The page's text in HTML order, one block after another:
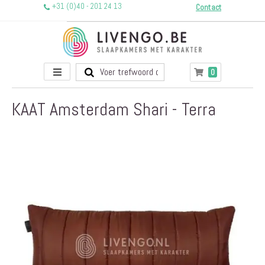
+31 (0)40 - 201 24 13 Contact
Toggle
Nav
Winkelwagen
0producten
KAAT Amsterdam Shari - Terra
afbeeldingen-
gallerij